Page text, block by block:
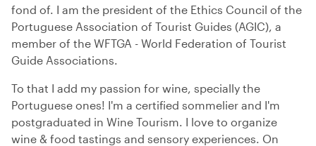
fond of. I am the president of the Ethics Council of the
Portuguese Association of Tourist Guides (AGIC), a
member of the WFTGA - World Federation of Tourist
Guide Associations.
To that I add my passion for wine, specially the
Portuguese ones! I'm a certified sommelier and I'm
postgraduated in Wine Tourism. I love to organize
wine & food tastings and sensory experiences. On